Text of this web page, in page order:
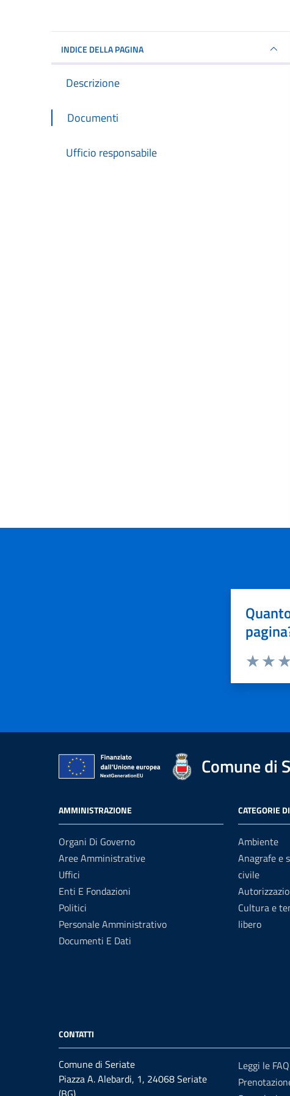
INDICE DELLA PAGINA
Descrizione
Documenti
Ufficio responsabile
Comune di
AMMINISTRAZIONE
Organi Di Governo
Aree Amministrative
Uffici
Enti E Fondazioni
Politici
Personale Amministrativo
Documenti E Dati
CATEGORIE
Ambiente
Anagrafe e
civile
Cultura e
libero
CONTATTI
Comune di Seriate
Piazza A. Alebardi, 1, 24068 Seriate
Leggi le FAQ